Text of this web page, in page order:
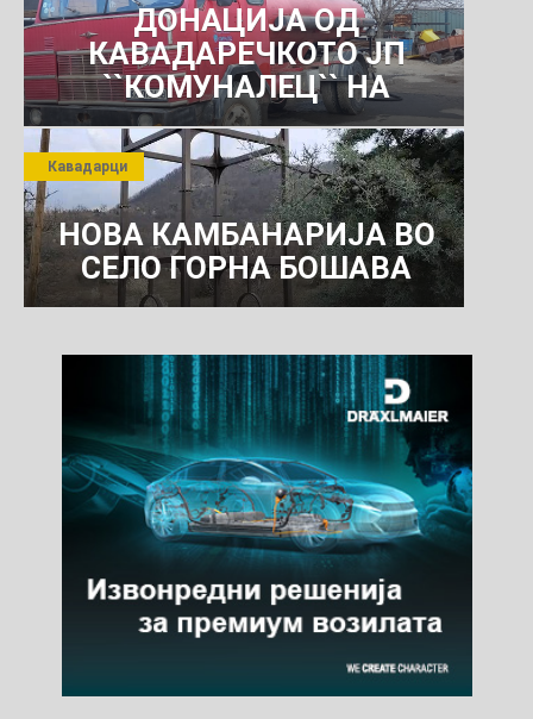
ДОНАЦИЈА ОД
КАВАДАРЕЧКОТО ЈП
``КОМУНАЛЕЦ`` НА
РОСОМАНСКОТО ЈАВНО
ПРЕТПРИЈАТИЕ ЗА
КОМУНАЛНО УСЛУГИ
НОВА КАМБАНАРИЈА ВО
СЕЛО ГОРНА БОШАВА
Кавадарци